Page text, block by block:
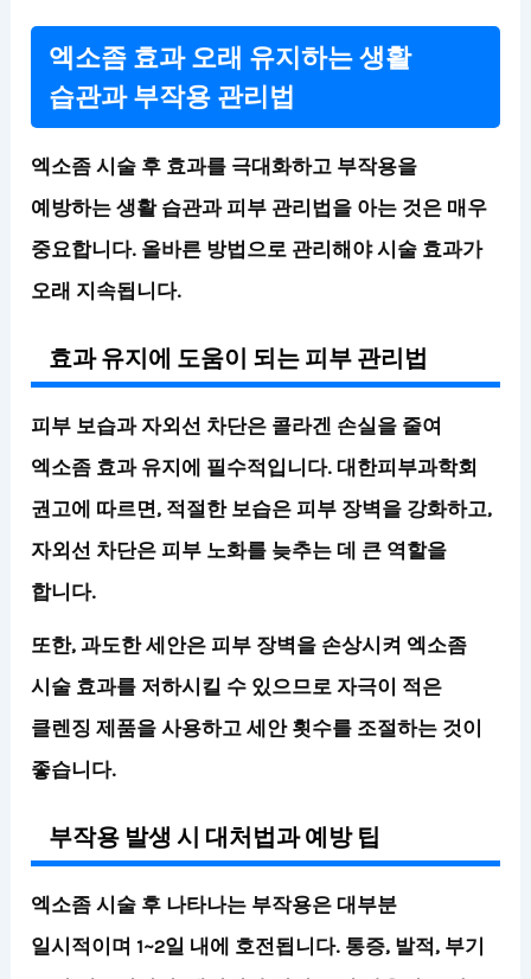
엑소좀 효과 오래 유지하는 생활
습관과 부작용 관리법
엑소좀 시술 후 효과를 극대화하고 부작용을
예방하는 생활 습관과 피부 관리법을 아는 것은 매우
중요합니다. 올바른 방법으로 관리해야 시술 효과가
오래 지속됩니다.
효과 유지에 도움이 되는 피부 관리법
피부 보습과 자외선 차단은 콜라겐 손실을 줄여
엑소좀 효과 유지에 필수적입니다. 대한피부과학회
권고에 따르면, 적절한 보습은 피부 장벽을 강화하고,
자외선 차단은 피부 노화를 늦추는 데 큰 역할을
합니다.
또한, 과도한 세안은 피부 장벽을 손상시켜 엑소좀
시술 효과를 저하시킬 수 있으므로 자극이 적은
클렌징 제품을 사용하고 세안 횟수를 조절하는 것이
좋습니다.
부작용 발생 시 대처법과 예방 팁
엑소좀 시술 후 나타나는 부작용은 대부분
일시적이며 1~2일 내에 호전됩니다. 통증, 발적, 부기